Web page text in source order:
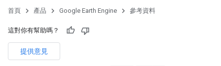
首頁 產品 Google Earth Engine 參考資料
這對你有幫助嗎？
提供意見